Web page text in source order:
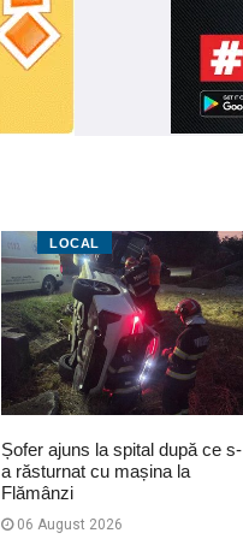
LOCAL
Șofer ajuns la spital după ce s-
a răsturnat cu mașina la
Flămânzi
06 August 2026